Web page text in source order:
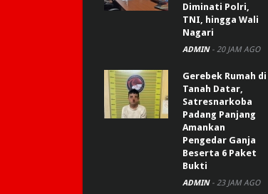
Diminati Polri,
TNI, hingga Wali
Nagari
ADMIN - 20 JAM AGO
Gerebek Rumah di
Tanah Datar,
Satresnarkoba
Padang Panjang
Amankan
Pengedar Ganja
Beserta 6 Paket
Bukti
ADMIN - 23 JAM AGO